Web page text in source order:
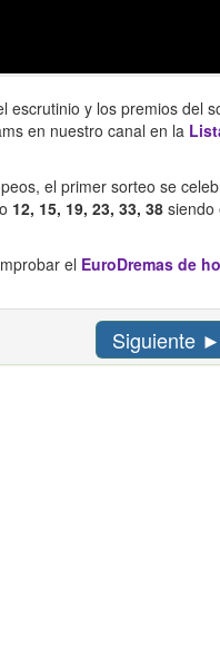
escrutinio y los premios del
en nuestro canal en la
el primer sorteo se
12, 15, 19, 23, 33, 38siendo
el EuroDremas de
Siguiente ►